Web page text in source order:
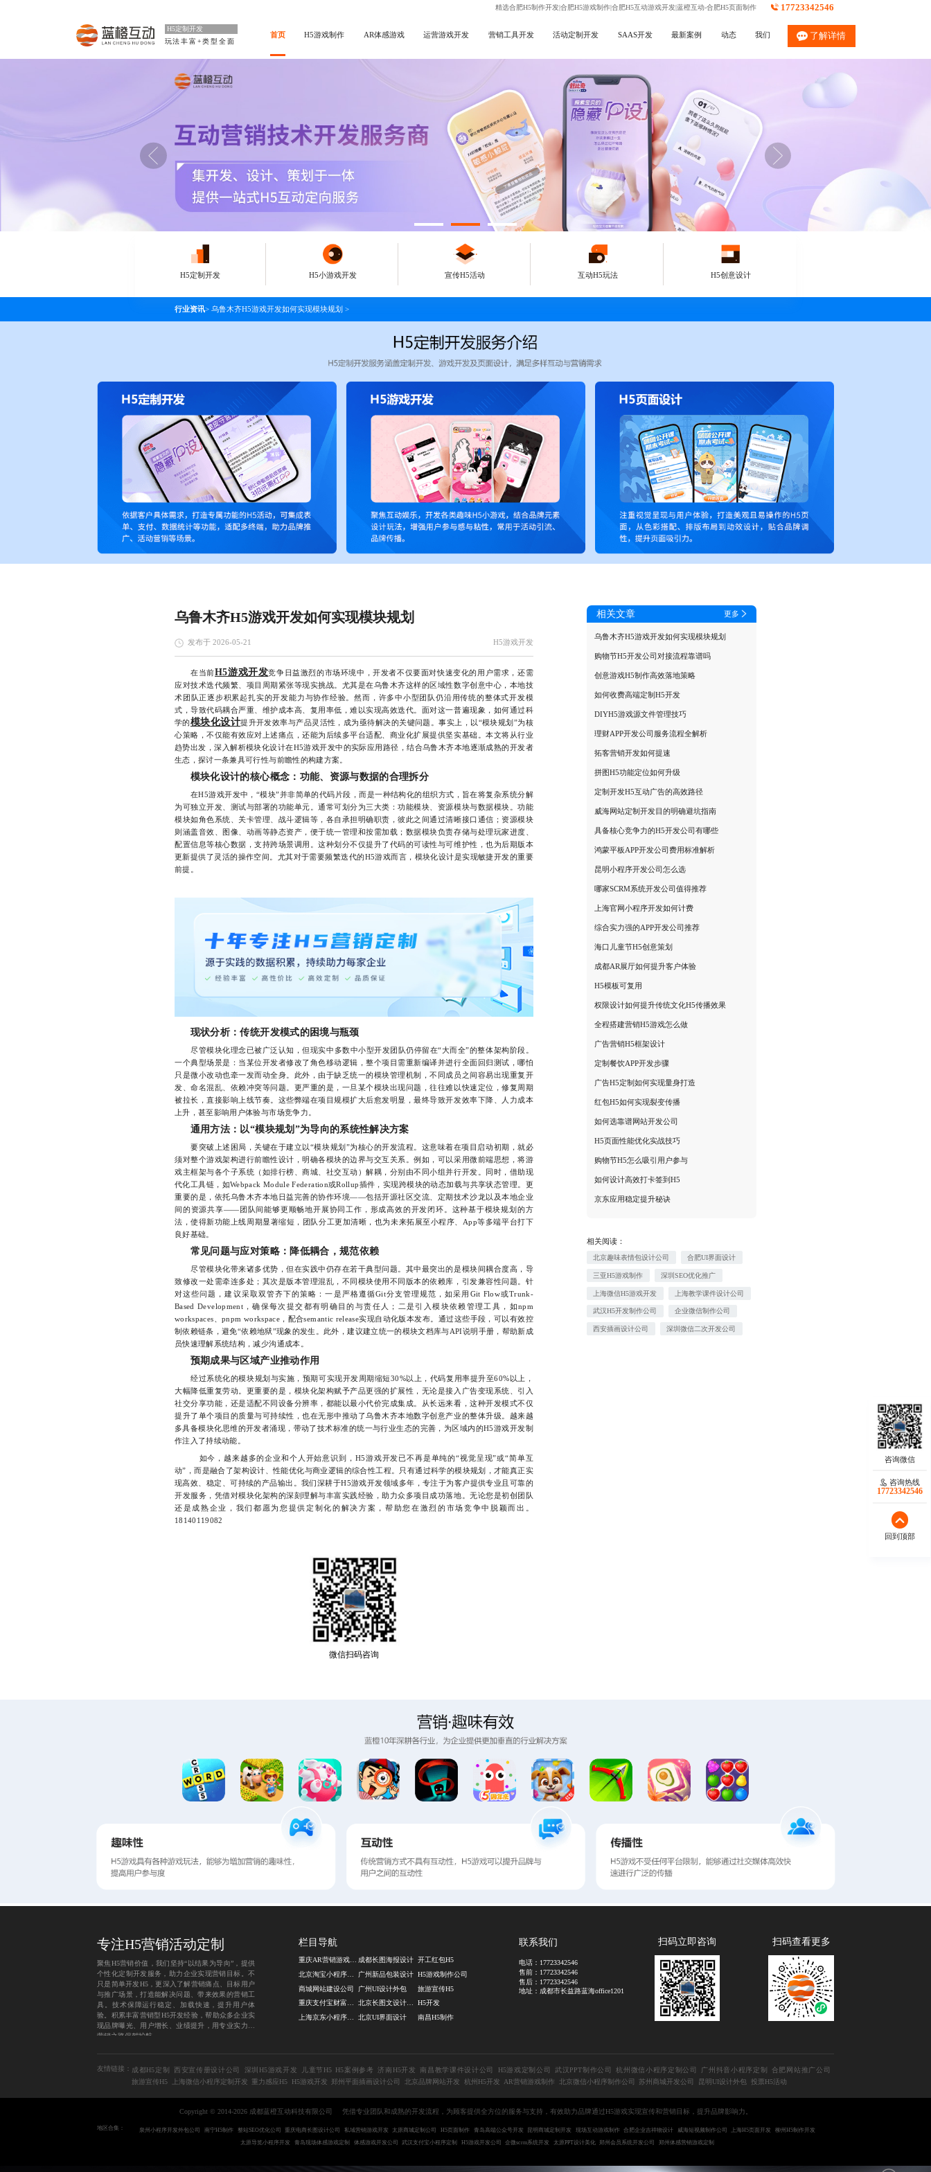
精选合肥H5制作开发|合肥H5游戏制作|合肥H5互动游戏开发|蓝橙互动-合肥H5页面制作 17723342546
H5定制开发
玩法丰富+类型全面
首页 H5游戏制作 AR体感游戏 运营游戏开发 营销工具开发 活动定制开发 SAAS开发 最新案例 动态 我们 了解详情
H5定制开发 H5小游戏开发 宣传H5活动 互动H5玩法 H5创意设计
行业资讯> 乌鲁木齐H5游戏开发如何实现模块规划 >
乌鲁木齐H5游戏开发如何实现模块规划
发布于 2026-05-21 H5游戏开发
在当前H5游戏开发竞争日益激烈的市场环境中，开发者不仅要面对快速变化的用户需求，还需
应对技术迭代频繁、项目周期紧张等现实挑战。尤其是在乌鲁木齐这样的区域性数字创意中心，本地技
术团队正逐步积累起扎实的开发能力与协作经验。然而，许多中小型团队仍沿用传统的整体式开发模
式，导致代码耦合严重、维护成本高、复用率低，难以实现高效迭代。面对这一普遍现象，如何通过科
学的模块化设计提升开发效率与产品灵活性，成为亟待解决的关键问题。事实上，以“模块规划”为核
心策略，不仅能有效应对上述痛点，还能为后续多平台适配、商业化扩展提供坚实基础。本文将从行业
趋势出发，深入解析模块化设计在H5游戏开发中的实际应用路径，结合乌鲁木齐本地逐渐成熟的开发者
生态，探讨一条兼具可行性与前瞻性的构建方案。
模块化设计的核心概念：功能、资源与数据的合理拆分
在H5游戏开发中，“模块”并非简单的代码片段，而是一种结构化的组织方式，旨在将复杂系统分解
为可独立开发、测试与部署的功能单元。通常可划分为三大类：功能模块、资源模块与数据模块。功能
模块如角色系统、关卡管理、战斗逻辑等，各自承担明确职责，彼此之间通过清晰接口通信；资源模块
则涵盖音效、图像、动画等静态资产，便于统一管理和按需加载；数据模块负责存储与处理玩家进度、
配置信息等核心数据，支持跨场景调用。这种划分不仅提升了代码的可读性与可维护性，也为后期版本
更新提供了灵活的操作空间。尤其对于需要频繁迭代的H5游戏而言，模块化设计是实现敏捷开发的重要
前提。
现状分析：传统开发模式的困境与瓶颈
尽管模块化理念已被广泛认知，但现实中多数中小型开发团队仍停留在“大而全”的整体架构阶段。
一个典型场景是：当某位开发者修改了角色移动逻辑，整个项目需重新编译并进行全面回归测试，哪怕
只是微小改动也牵一发而动全身。此外，由于缺乏统一的模块管理机制，不同成员之间容易出现重复开
发、命名混乱、依赖冲突等问题。更严重的是，一旦某个模块出现问题，往往难以快速定位，修复周期
被拉长，直接影响上线节奏。这些弊端在项目规模扩大后愈发明显，最终导致开发效率下降、人力成本
上升，甚至影响用户体验与市场竞争力。
通用方法：以“模块规划”为导向的系统性解决方案
要突破上述困局，关键在于建立以“模块规划”为核心的开发流程。这意味着在项目启动初期，就必
须对整个游戏架构进行前瞻性设计，明确各模块的边界与交互关系。例如，可以采用微前端思想，将游
戏主框架与各个子系统（如排行榜、商城、社交互动）解耦，分别由不同小组并行开发。同时，借助现
代化工具链，如Webpack Module Federation或Rollup插件，实现跨模块的动态加载与共享状态管理。更
重要的是，依托乌鲁木齐本地日益完善的协作环境——包括开源社区交流、定期技术沙龙以及本地企业
间的资源共享——团队间能够更顺畅地开展协同工作，形成高效的开发闭环。这种基于模块规划的方
法，使得新功能上线周期显著缩短，团队分工更加清晰，也为未来拓展至小程序、App等多端平台打下
良好基础。
常见问题与应对策略：降低耦合，规范依赖
尽管模块化带来诸多优势，但在实践中仍存在若干典型问题。其中最突出的是模块间耦合度高，导
致修改一处需牵连多处；其次是版本管理混乱，不同模块使用不同版本的依赖库，引发兼容性问题。针
对这些问题，建议采取双管齐下的策略：一是严格遵循Git分支管理规范，如采用Git Flow或Trunk-
Based Development，确保每次提交都有明确目的与责任人；二是引入模块依赖管理工具，如npm
workspaces、pnpm workspace，配合semantic release实现自动化版本发布。通过这些手段，可以有效控
制依赖链条，避免“依赖地狱”现象的发生。此外，建议建立统一的模块文档库与API说明手册，帮助新成
员快速理解系统结构，减少沟通成本。
预期成果与区域产业推动作用
经过系统化的模块规划与实施，预期可实现开发周期缩短30%以上，代码复用率提升至60%以上，
大幅降低重复劳动。更重要的是，模块化架构赋予产品更强的扩展性，无论是接入广告变现系统、引入
社交分享功能，还是适配不同设备分辨率，都能以最小代价完成集成。从长远来看，这种开发模式不仅
提升了单个项目的质量与可持续性，也在无形中推动了乌鲁木齐本地数字创意产业的整体升级。越来越
多具备模块化思维的开发者涌现，带动了技术标准的统一与行业生态的完善，为区域内的H5游戏开发制
作注入了持续动能。
如今，越来越多的企业和个人开始意识到，H5游戏开发已不再是单纯的“视觉呈现”或“简单互
动”，而是融合了架构设计、性能优化与商业逻辑的综合性工程。只有通过科学的模块规划，才能真正实
现高效、稳定、可持续的产品输出。我们深耕于H5游戏开发领域多年，专注于为客户提供专业且可靠的
开发服务，凭借对模块化架构的深刻理解与丰富实践经验，助力众多项目成功落地。无论您是初创团队
还是成熟企业，我们都愿为您提供定制化的解决方案，帮助您在激烈的市场竞争中脱颖而出。
18140119082
微信扫码咨询
相关文章 更多
乌鲁木齐H5游戏开发如何实现模块规划
购物节H5开发公司对接流程靠谱吗
创意游戏H5制作高效落地策略
如何收费高端定制H5开发
DIYH5游戏源文件管理技巧
理财APP开发公司服务流程全解析
拓客营销开发如何提速
拼图H5功能定位如何升级
定制开发H5互动广告的高效路径
威海网站定制开发目的明确避坑指南
具备核心竞争力的H5开发公司有哪些
鸿蒙平板APP开发公司费用标准解析
昆明小程序开发公司怎么选
哪家SCRM系统开发公司值得推荐
上海官网小程序开发如何计费
综合实力强的APP开发公司推荐
海口儿童节H5创意策划
成都AR展厅如何提升客户体验
H5模板可复用
权限设计如何提升传统文化H5传播效果
全程搭建营销H5游戏怎么做
广告营销H5框架设计
定制餐饮APP开发步骤
广告H5定制如何实现量身打造
红包H5如何实现裂变传播
如何选靠谱网站开发公司
H5页面性能优化实战技巧
购物节H5怎么吸引用户参与
如何设计高效打卡签到H5
京东应用稳定提升秘诀
相关阅读：
北京趣味表情包设计公司 合肥UI界面设计
三亚H5游戏制作 深圳SEO优化推广
上海微信H5游戏开发 上海教学课件设计公司
武汉H5开发制作公司 企业微信制作公司
西安插画设计公司 深圳微信二次开发公司
咨询热线
17723342546
回到顶部
专注H5营销活动定制
聚焦H5营销价值，我们坚持“以结果为导向”，提供
个性化定制开发服务，助力企业实现营销目标。不
只是简单开发H5，更深入了解营销痛点、目标用户
与推广场景，打造能解决问题、带来效果的营销工
具。技术保障运行稳定、加载快速，提升用户体
验。积累丰富营销型H5开发经验，帮助众多企业实
现品牌曝光、用户增长、业绩提升，用专业实力为
营销之路保驾护航。
栏目导航
重庆AR营销游戏定制
商城网站建设公司
重庆支付宝财富号开发
成都长图海报设计
广州新品包装设计
广州UI设计外包
北京长图文设计公司
北京UI界面设计
开工红包H5
H5游戏制作公司
旅游宣传H5
H5开发
南昌H5制作
联系我们
电话： 17723342546
售前： 17723342546
售后： 17723342546
地址：成都市长益路蓝海office1201
扫码立即咨询 扫码查看更多
友情链接： 成都H5定制 西安宣传册设计公司 深圳H5游戏开发 儿童节H5 H5案例参考 济南H5开发 南昌教学课件设计公司 H5游戏定制公司 武汉PPT制作公司 杭州微信小程序定制公司 广州抖音小程序定制
合肥网站推广公司
旅游宣传H5
上海微信小程序定制开发 重力感应H5 H5游戏开发 郑州平面插画设计公司 北京品牌网站开发 杭州H5开发 AR营销游戏制作 北京微信小程序制作公司 苏州商城开发公司 昆明UI设计外包 投票H5活动
Copyright © 2014-2026 成都蓝橙互动科技有限公司 凭借专业团队和成熟的开发流程，为顾客提供全方位的服务与支持，有效助力品牌通过H5游戏实现宣传和营销目标，提升品牌影响力。
地区合集： 泉州小程序开发外包公司 南宁H5制作 整站SEO优化公司 重庆电商长图设计公司 私域营销游戏开发 太原商城定制公司 H5页面制作 青岛高端公众号开发 昆明商城定制开发 现场互动游戏制作 合肥企业吉祥物设计 威海短视频制作公司 上海H5页面开发
柳州H5制作开发
太原导览小程序开发
青岛现场体感游戏定制 体感游戏开发公司 武汉支付宝小程序定制 H5游戏开发公司 企微scrm系统开发 太原PPT设计美化 郑州会员系统开发公司 郑州体感营销游戏定制